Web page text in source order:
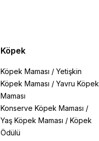
Köpek
Köpek Maması /Yetişkin
Köpek Maması /Yavru Köpek
Maması
Konserve Köpek Maması /
Yaş Köpek Maması /Köpek
Ödülü